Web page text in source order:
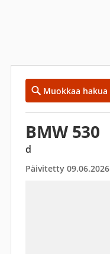
Muokkaa hakua
BMW 530
d
Päivitetty 09.06.2026